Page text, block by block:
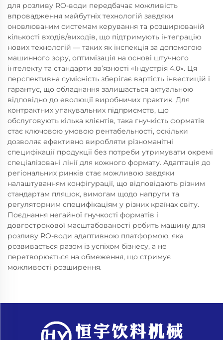
для розливу RO-води передбачає можливість
впровадження майбутніх технологій завдяки
оновлюваним системам керування та розширюваній
кількості входів/виходів, що підтримують інтеграцію
нових технологій — таких як інспекція за допомогою
машинного зору, оптимізація на основі штучного
інтелекту та стандарти зв’язності «Індустрія 4.0». Ця
перспективна сумісність зберігає вартість інвестицій і
гарантує, що обладнання залишається актуальною
відповідно до еволюції виробничих практик. Для
контрактних упакувальних підприємств, що
обслуговують кілька клієнтів, така гнучкість форматів
стає ключовою умовою рентабельності, оскільки
дозволяє ефективно виробляти різноманітні
специфікації продукції без потреби утримувати окремі
спеціалізовані лінії для кожного формату. Адаптація до
регіональних ринків стає можливою завдяки
налаштуванням конфігурації, що відповідають різним
стандартам пляшок, вимогам щодо напруги та
регуляторним специфікаціям у різних країнах світу.
Поєднання негайної гнучкості форматів і
довгострокової масштабованості робить машину для
розливу RO-води адаптивною платформою, яка
розвивається разом із успіхом бізнесу, а не
перетворюється на обмеження, що стримує
можливості розширення.